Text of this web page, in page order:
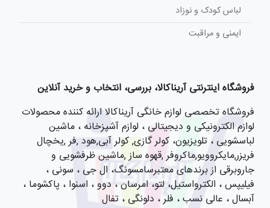
فروشگاه اینترنتی آریناکالا، بررسی، انتخاب و خرید آنلاین
فروشگاه تخصصی لوازم خانگی آریناکالا ارائه کننده محصولات
لوازم الکترونیکی و دیجیتالی ، لوازم آشپزخانه ، ماشین
لباسشویی ، تلویزیون، کولر گازی, کولر آبی,هود ,فر ,یخچال
فریزر,مایکروویو,ماکروفر ,قهوه ساز ,ماشین ظرفشویی و
جاروبرقی از برندهای معتبرسامسونگ، ال جی ، سونی ،
فیلیپس ، الکترواستیل، لتو، امرسان ، دوو ، اسنوا ، پاکشوما ،
آبسال ، عالی نسب ، فلر ، دلونگی ، تفال
لباس کودک و نوزاد
ایمنی و مراقبت